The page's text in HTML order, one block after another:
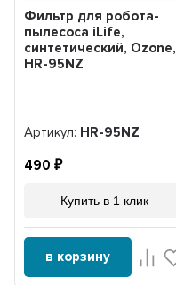
Фильтр для робота-
пылесоса iLife,
синтетический, Ozone,
HR-95NZ
Артикул: HR-95NZ
490
Купить в 1 клик
в корзину